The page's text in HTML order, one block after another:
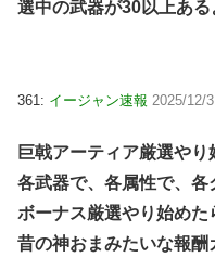
選中の武器が30以上ある
361: イージャン速報 2025/12/
巨戟アーティア厳選や
各武器で、各属性で、各
ボーナス厳選やり始め
昔の神おまみたいな報